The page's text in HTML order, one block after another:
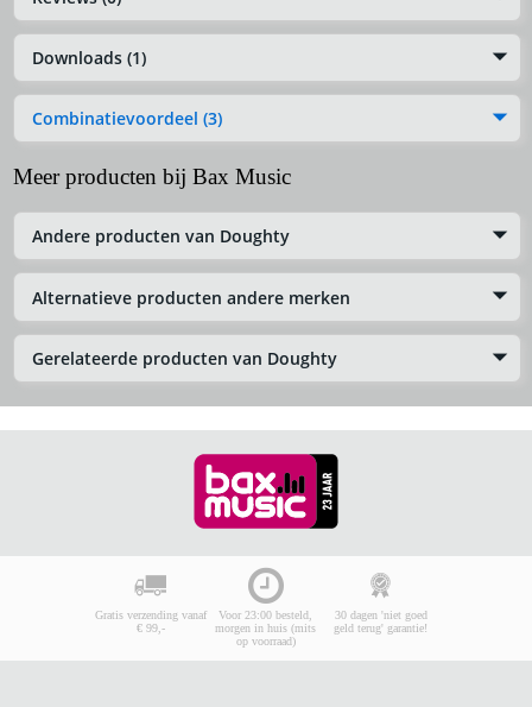
Downloads (1)
Combinatievoordeel (3)
Meer producten bij Bax Music
Andere producten van Doughty
Alternatieve producten andere merken
Gerelateerde producten van Doughty
Gratis verzending vanaf
€ 99,-
Voor 23:00 besteld,
morgen in huis (mits
op voorraad)
30 dagen 'niet goed
geld terug' garantie!